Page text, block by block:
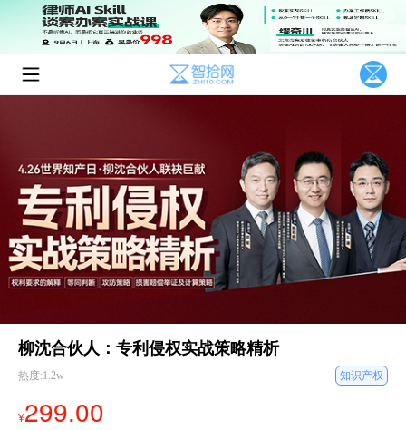
柳沈合伙人：专利侵权实战策略精析
热度:1.2w 知识产权
¥299.00